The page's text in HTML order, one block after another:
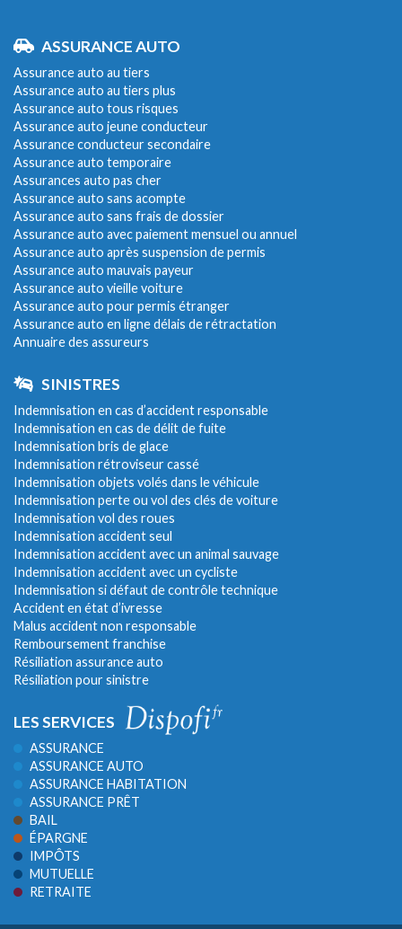
ASSURANCE AUTO
Assurance auto au tiers
Assurance auto au tiers plus
Assurance auto tous risques
Assurance auto jeune conducteur
Assurance conducteur secondaire
Assurance auto temporaire
Assurances auto pas cher
Assurance auto sans acompte
Assurance auto sans frais de dossier
Assurance auto avec paiement mensuel ou annuel
Assurance auto après suspension de permis
Assurance auto mauvais payeur
Assurance auto vieille voiture
Assurance auto pour permis étranger
Assurance auto en ligne délais de rétractation
Annuaire des assureurs
SINISTRES
Indemnisation en cas d’accident responsable
Indemnisation en cas de délit de fuite
Indemnisation bris de glace
Indemnisation rétroviseur cassé
Indemnisation objets volés dans le véhicule
Indemnisation perte ou vol des clés de voiture
Indemnisation vol des roues
Indemnisation accident seul
Indemnisation accident avec un animal sauvage
Indemnisation accident avec un cycliste
Indemnisation si défaut de contrôle technique
Accident en état d’ivresse
Malus accident non responsable
Remboursement franchise
Résiliation assurance auto
Résiliation pour sinistre
LES SERVICES
ASSURANCE
ASSURANCE AUTO
ASSURANCE HABITATION
ASSURANCE PRÊT
BAIL
ÉPARGNE
IMPÔTS
MUTUELLE
RETRAITE